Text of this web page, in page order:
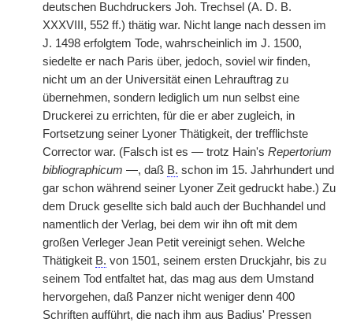
deutschen Buchdruckers Joh. Trechsel (A. D. B.
XXXVIII, 552 ff.) thätig war. Nicht lange nach dessen im
J. 1498 erfolgtem Tode, wahrscheinlich im J. 1500,
siedelte er nach Paris über, jedoch, soviel wir finden,
nicht um an der Universität einen Lehrauftrag zu
übernehmen, sondern lediglich um nun selbst eine
Druckerei zu errichten, für die er aber zugleich, in
Fortsetzung seiner Lyoner Thätigkeit, der trefflichste
Corrector war. (Falsch ist es — trotz Hain's Repertorium
bibliographicum —, daß B. schon im 15. Jahrhundert und
gar schon während seiner Lyoner Zeit gedruckt habe.) Zu
dem Druck gesellte sich bald auch der Buchhandel und
namentlich der Verlag, bei dem wir ihn oft mit dem
großen Verleger Jean Petit vereinigt sehen. Welche
Thätigkeit B. von 1501, seinem ersten Druckjahr, bis zu
seinem Tod entfaltet hat, das mag aus dem Umstand
hervorgehen, daß Panzer nicht weniger denn 400
Schriften aufführt, die nach ihm aus Badius' Pressen